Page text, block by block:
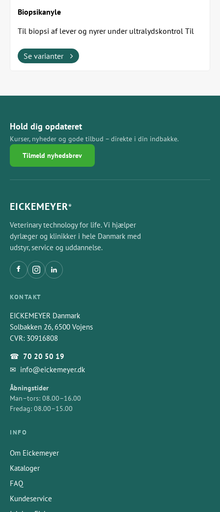
Biopsikanyle
Til biopsi af lever og nyrer under ultralydskontrol Til
Se varianter
Hold dig opdateret
Kurser, nyheder og gode tilbud – direkte i din indbakke.
Tilmeld nyhedsbrev
EICKEMEYER®
Veterinary technology for life. Vi hjælper
dyrlæger og klinikker i hele Danmark med
udstyr, service og uddannelse.
KONTAKT
EICKEMEYER Danmark
Solbakken 26, 6500 Vojens
CVR: 30916808
☎ 70 20 50 19
✉ info@eickemeyer.dk
Åbningstider
Man–tors: 08.00–16.00
Fredag: 08.00–15.00
INFO
Om Eickemeyer
Kataloger
FAQ
Kundeservice